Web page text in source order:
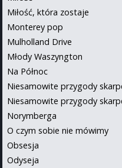
Miłość, która zostaje
Monterey pop
Mulholland Drive
Młody Waszyngton
Na Północ
Niesamowite przygody
Niesamowite przygody
Norymberga
O czym sobie nie mówimy
Obsesja
Odyseja